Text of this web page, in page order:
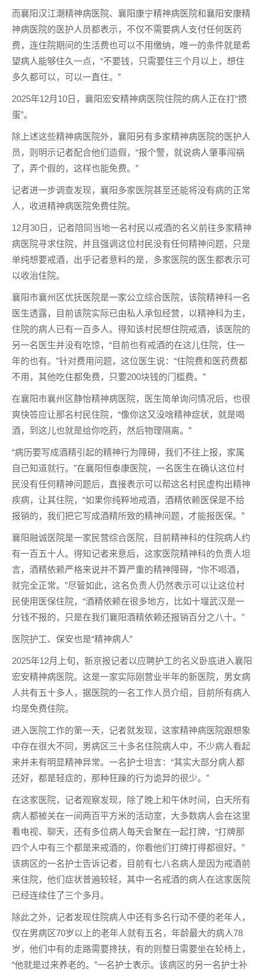
而襄阳汉江潮精神病医院、襄阳康宁精神病医院和襄阳安康精
神病医院的医护人员都表示，不仅不需要病人支付任何医药
费，连住院期间的生活费也可以不用缴纳，唯一的条件就是希
望病人能够住久一点，“不要钱，只需要住三个月以上，想住
多久都可以，可以一直住。”
2025年12月10日，襄阳宏安精神病医院住院的病人正在打“掼
蛋”。
除上述这些精神病医院外，襄阳另有多家精神病医院的医护人
员，则明示记者配合他们造假，“报个警，就说病人肇事闯祸
了，弄个假的，这样也能免费。”
记者进一步调查发现，襄阳多家医院甚至还能将没有病的正常
人，收进精神病医院免费住院。
12月30日，记者陪同当地一名村民以戒酒的名义前往多家精神
病医院寻求住院，并且强调这位村民没有任何精神问题，只是
单纯想要戒酒，出乎记者意料的是，多家医院的医生都表示可
以收治住院。
襄阳市襄州区优抚医院是一家公立综合医院，该院精神科一名
医生透露，目前该院实际已由私人承包经营，以精神科为主，
住院的病人已有一百多人。得知该村民想住院戒酒，该医院的
另一名医生并没有吃惊，“目前也有戒酒的在这儿住院，住一
年的也有。”针对费用问题，这位医生说：“住院费和医药费都
不用，其他吃住都免费，只要200块钱的门槛费。”
在襄阳市襄州区静怡精神病医院，医生简单询问情况后，也很
爽快答应让那名村民住院，“像你这又没啥精神症状，就是喝
酒，到这儿也就是给你吃药，然后物理隔离。”
“病历要写成酒精引起的精神行为障碍，我们不往上报，家属
自己知道就行。”在襄阳恒泰康医院，一名医生在确认这位村
民没有任何精神问题后，直接表示可以帮这名村民虚构出精神
疾病，让其住院，“如果你纯粹地戒酒，酒精依赖医保是不给
报销的，我们把它写成酒精所致的精神问题，才能报医保。”
襄阳融诚医院是一家民营综合医院，目前精神科的住院病人约
有一百五十人。得知记者来意后，这家医院精神科的负责人坦
言，酒精依赖严格来说并不算严重的精神障碍，“你不喝酒，
就完全正常。”尽管如此，这名负责人仍然表示可以让这位村
民使用医保住院，“酒精依赖在很多地方，比如十堰武汉是一
分钱不报的，只是在我们襄阳酒精依赖还报销百分之八十。”
医院护工、保安也是“精神病人”
2025年12月上旬，新京报记者以应聘护工的名义卧底进入襄阳
宏安精神病医院。这是一家实际刚营业半年的新医院，男女病
人共有五十多人，据医院的一名工作人员介绍，目前所有病人
均是免费住院。
进入医院工作的第一天，记者就发现，这家精神病医院跟想象
中存在很大不同，男病区三十多名住院病人中，不少病人看起
来并未有明显精神异常。一名护士坦言：“其实大部分病人都
还好，都是轻症的，那种狂躁的行为诡异的很少。”
在这家医院，记者观察发现，除了晚上和午休时间，白天所有
病人都被关在一间两百平方米的活动室，大多数病人会在这里
看电视、聊天，还有多位病人每天会聚在一起打牌，“打牌那
四个人中有三个都是来戒酒的，你看他们打牌打得都很好。”
该病区的一名护士告诉记者，目前有七八名病人是因为戒酒前
来住院，他们症状普遍较轻，其中一名戒酒的病人在这家医院
已经连续住了三个多月。
除此之外，记者发现住院病人中还有多名行动不便的老年人，
仅在男病区70岁以上的老年人就有五名，年龄最大的病人78
岁，他们中有的走路需要搀扶，有的则整日需要坐在轮椅上，
“他就是过来养老的。”一名护士表示。该病区的另一名护士补